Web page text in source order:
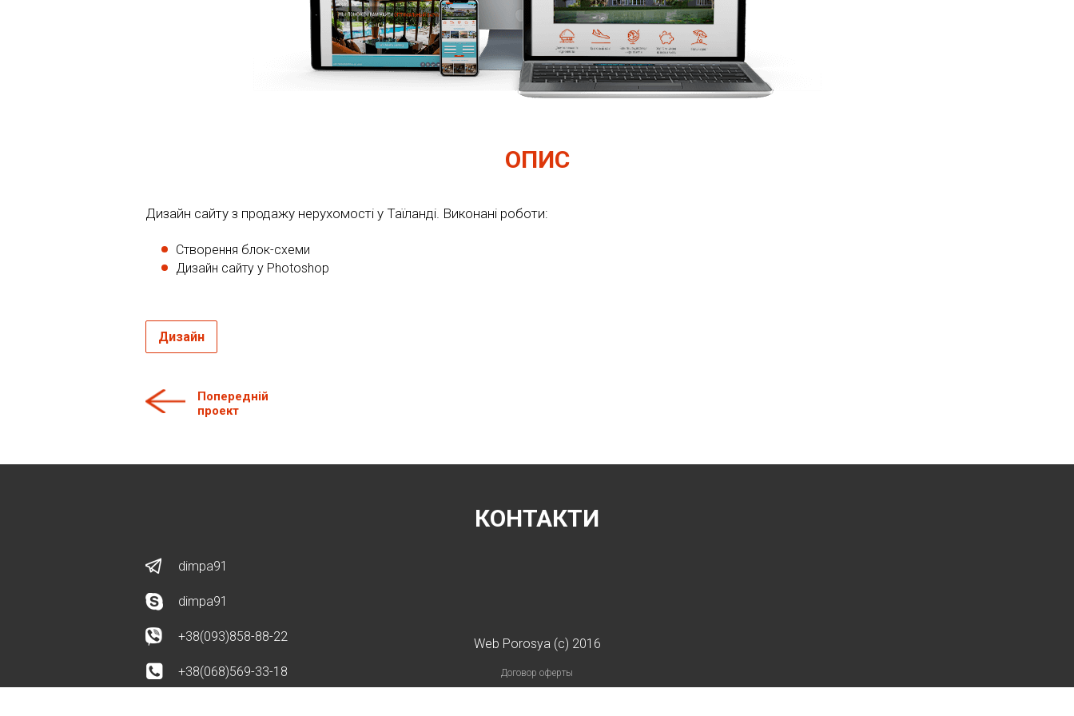
ОПИС
Дизайн сайту з продажу нерухомості у Таїланді. Виконані роботи:
Створення блок-схеми
Дизайн сайту у Photoshop
Дизайн
Попередній
проект
КОНТАКТИ
dimpa91
dimpa91
+38(093)858-88-22
+38(068)569-33-18
Web Porosya (c) 2016
Договор оферты